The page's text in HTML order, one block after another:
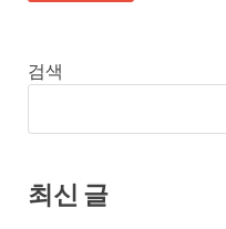
검색
최신 글